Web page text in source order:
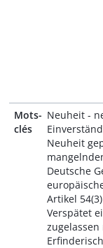
Mots-
clés
Neuheit -
Neuheit
Deutsche
Artikel
Verspätet
zugelassen